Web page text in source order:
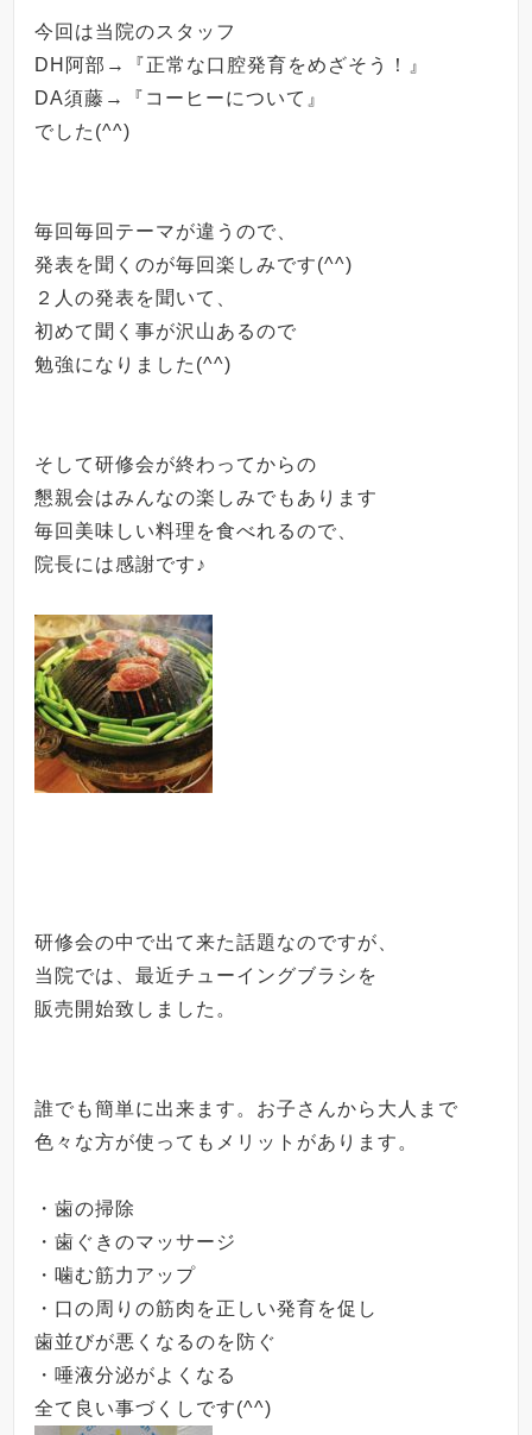
今回は当院のスタッフ
DH 阿部 →
『正常な口腔発育をめざそう！』
DA須藤 →
『コーヒーについて』
でした (^^)
毎回毎回テーマが違うので、
発表を聞くのが毎回楽しみです(^^)
２人の発表を聞いて、
初めて聞く事が沢山あるので
勉強になりました(^^)
そして研修会が終わってからの
懇親会はみんなの楽しみでもあります
毎回美味しい料理を食べれるので、
院長には感謝です♪
研修会の中で出て来た話題なのですが、
当院では、最近チューイングブラシを
販売開始致しました。
誰でも簡単に出来ます。 お子さんから大人まで
色々な方が使っても メリットがあります。
・歯の掃除
・歯ぐきのマッサージ
・噛む筋力アップ
・口の周りの筋肉を正しい発育を促し
歯並びが悪くなるのを防ぐ
・唾液分泌がよくなる
全て良い事づくしです(^^)